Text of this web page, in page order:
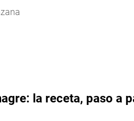
la receta, paso a